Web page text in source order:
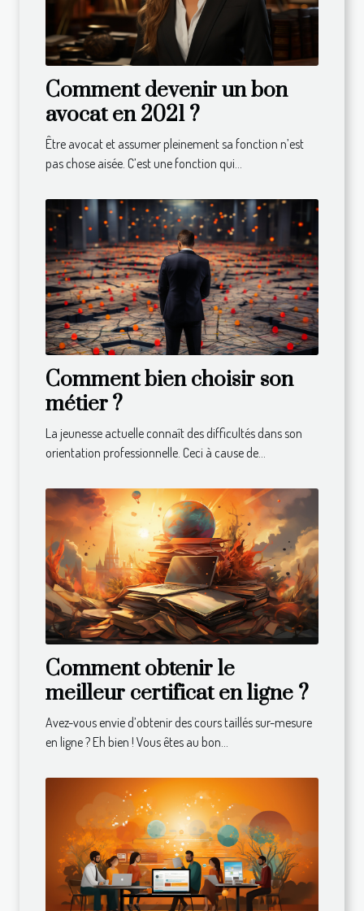
Comment devenir un bon
avocat en 2021 ?
Être avocat et assumer pleinement sa fonction n’est
pas chose aisée. C’est une fonction qui...
Comment bien choisir son
métier ?
La jeunesse actuelle connaît des difficultés dans son
orientation professionnelle. Ceci à cause de...
Comment obtenir le
meilleur certificat en ligne ?
Avez-vous envie d’obtenir des cours taillés sur-mesure
en ligne ? Eh bien ! Vous êtes au bon...